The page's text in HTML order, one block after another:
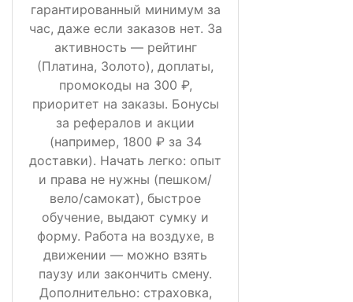
гарантированный минимум за
час, даже если заказов нет. За
активность — рейтинг
(Платина, Золото), доплаты,
промокоды на 300 ₽,
приоритет на заказы. Бонусы
за рефералов и акции
(например, 1800 ₽ за 34
доставки). Начать легко: опыт
и права не нужны (пешком/
вело/самокат), быстрое
обучение, выдают сумку и
форму. Работа на воздухе, в
движении — можно взять
паузу или закончить смену.
Дополнительно: страховка,